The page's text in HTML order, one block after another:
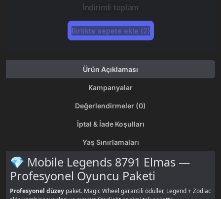
İndirimli toplam
Birlikte sepete ekle (2)
Ürün Açıklaması
Kampanyalar
Değerlendirmeler (0)
İptal & İade Koşulları
Yaş Sınırlamaları
💎 Mobile Legends 8791 Elmas —
Profesyonel Oyuncu Paketi
Profesyonel düzey paket. Magic Wheel garantili ödüller, Legend + Zodiac